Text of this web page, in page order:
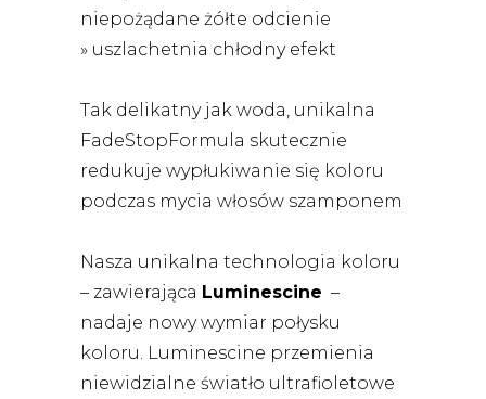
niepożądane żółte odcienie
» uszlachetnia chłodny efekt
Tak delikatny jak woda, unikalna
FadeStopFormula skutecznie
redukuje wypłukiwanie się koloru
podczas mycia włosów szamponem
Nasza unikalna technologia koloru
– zawierająca Luminescine –
nadaje nowy wymiar połysku
koloru. Luminescine przemienia
niewidzialne światło ultrafioletowe